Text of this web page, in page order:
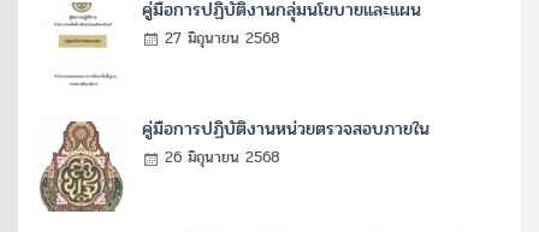
คู่มือการปฏิบัติงานกลุ่มนโยบายและแผน
27 มิถุนายน 2568
คู่มือการปฏิบัติงานหน่วยตรวจสอบภายใน
26 มิถุนายน 2568